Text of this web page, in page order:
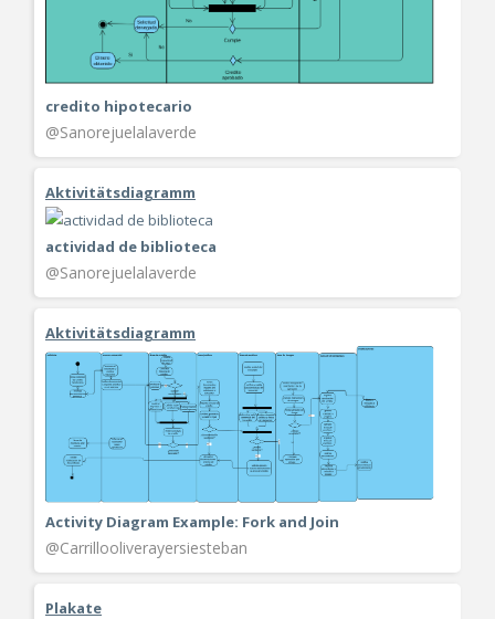
credito hipotecario
@Sanorejuelalaverde
Aktivitätsdiagramm
actividad de biblioteca
@Sanorejuelalaverde
Aktivitätsdiagramm
Activity Diagram Example: Fork and Join
@Carrillooliverayersiesteban
Plakate